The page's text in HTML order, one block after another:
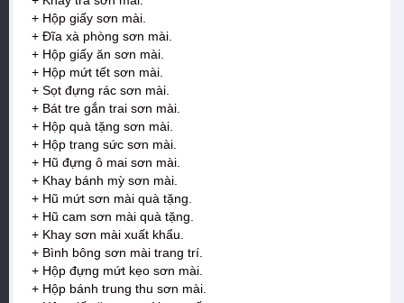
+ Hộp giấy sơn mài.
+ Đĩa xà phòng sơn mài.
+ Hộp giấy ăn sơn mài.
+ Hộp mứt tết sơn mài.
+ Sọt đựng rác sơn mài.
+ Bát tre gắn trai sơn mài.
+ Hộp quà tặng sơn mài.
+ Hộp trang sức sơn mài.
+ Hũ đựng ô mai sơn mài.
+ Khay bánh mỳ sơn mài.
+ Hũ mứt sơn mài quà tặng.
+ Hũ cam sơn mài quà tặng.
+ Khay sơn mài xuất khẩu.
+ Bình bông sơn mài trang trí.
+ Hộp đựng mứt kẹo sơn mài.
+ Hộp bánh trung thu sơn mài.